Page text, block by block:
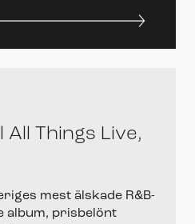
All Things Live,
mest älskade R&B-
album, prisbelönt